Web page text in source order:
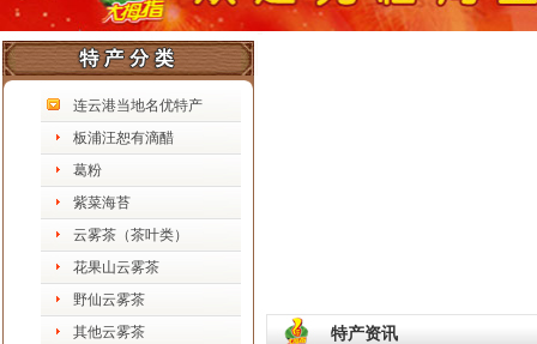
连云港当地名优特产
板浦汪恕有滴醋
葛粉
紫菜海苔
云雾茶（茶叶类）
花果山云雾茶
野仙云雾茶
其他云雾茶
特产资讯